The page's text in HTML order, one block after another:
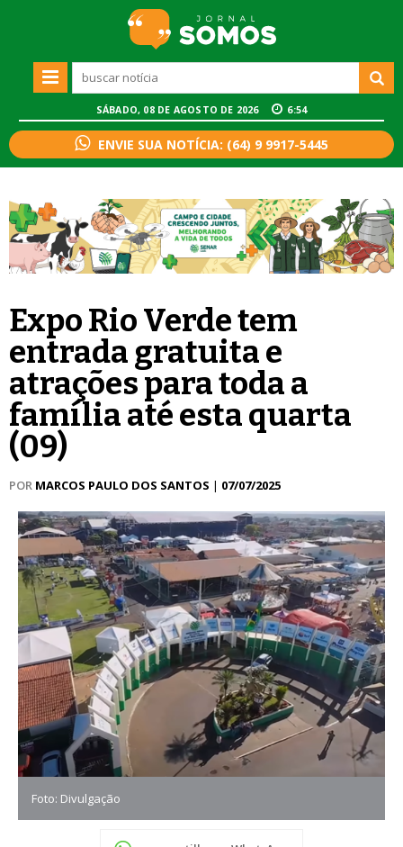
SÁBADO, 08 DE AGOSTO DE 2026 6:54
ENVIE SUA NOTÍCIA: (64) 9 9917-5445
Expo Rio Verde tem
entrada gratuita e
atrações para toda a
família até esta quarta
(09)
POR MARCOS PAULO DOS SANTOS | 07/07/2025
Foto: Divulgação